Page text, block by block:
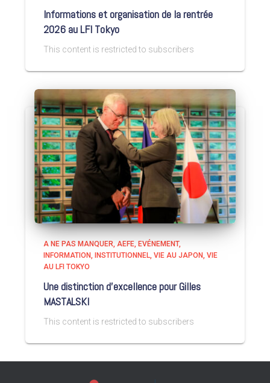
Informations et organisation de la rentrée
2026 au LFI Tokyo
This content is restricted to subscribers
A NE PAS MANQUER AEFE EVÉNEMENT
INFORMATION
INSTITUTIONNEL VIE AU JAPON VIE
AU LFI TOKYO
Une distinction d’excellence pour Gilles
MASTALSKI
This content is restricted to subscribers